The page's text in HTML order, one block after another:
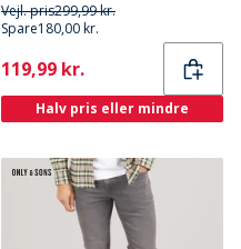
Vejl. pris299,99 kr.
Spare180,00 kr.
Current
119,99 kr.
Halv pris eller mindre